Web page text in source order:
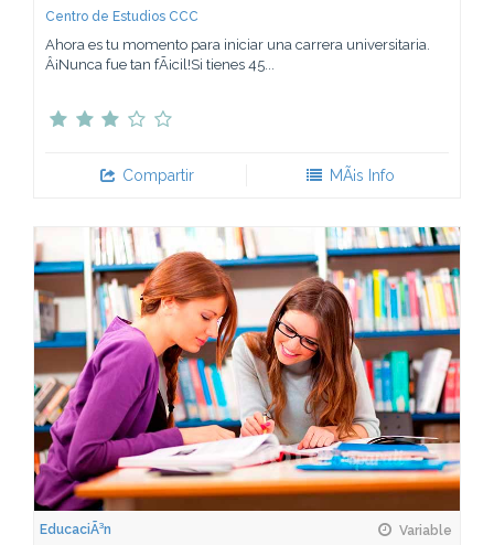
Centro de Estudios CCC
Ahora es tu momento para iniciar una carrera universitaria.
Â¡Nunca fue tan fÃ¡cil!Si tienes 45...
Compartir MÃ¡s Info
EducaciÃ³n Variable